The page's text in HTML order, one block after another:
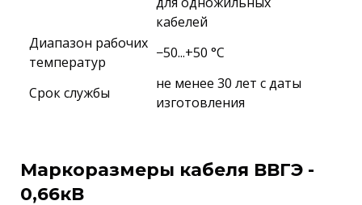
кабелей
Диапазон рабочих
температур
−50...+50 °C
Срок службы
не менее 30 лет с даты
изготовления
Маркоразмеры кабеля ВВГЭ -
0,66кВ